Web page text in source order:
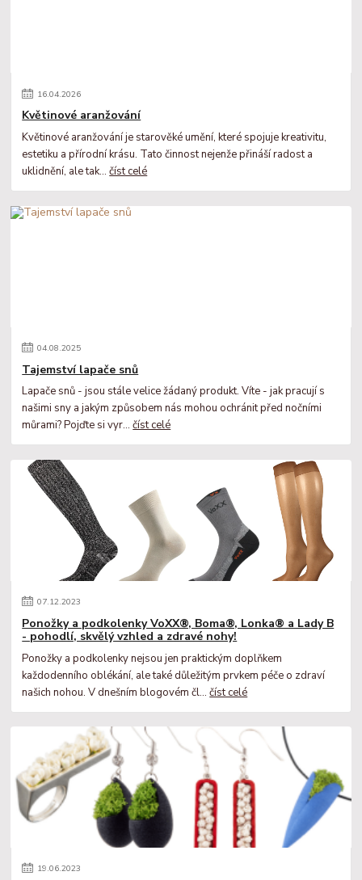
16.04.2026
Květinové aranžování
Květinové aranžování je starověké umění, které spojuje kreativitu,
estetiku a přírodní krásu. Tato činnost nejenže přináší radost a
uklidnění, ale tak...číst celé
04.08.2025
Tajemství lapače snů
Lapače snů - jsou stále velice žádaný produkt. Víte - jak pracují s
našimi sny a jakým způsobem nás mohou ochránit před nočními
můrami? Pojďte si vyr...číst celé
07.12.2023
Ponožky a podkolenky VoXX®, Boma®, Lonka® a Lady B
- pohodlí, skvělý vzhled a zdravé nohy!
Ponožky a podkolenky nejsou jen praktickým doplňkem
každodenního oblékání, ale také důležitým prvkem péče o zdraví
našich nohou. V dnešním blogovém čl...číst celé
19.06.2023